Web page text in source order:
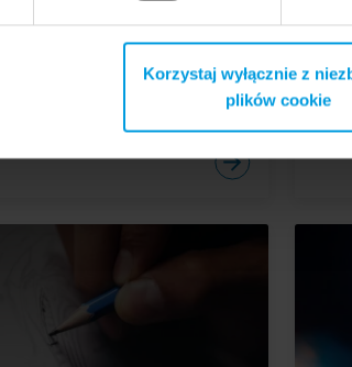
Korzystaj wyłącznie z
plików cookie
Edukacja jako fundament
kreatywności projektanta